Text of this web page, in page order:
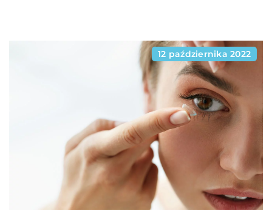
12 października 2022